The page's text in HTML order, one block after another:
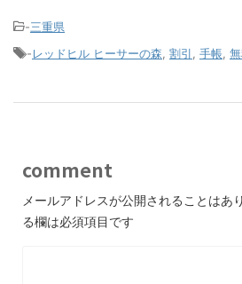
-三重県
-レッドヒル ヒーサーの森 割引 手帳
comment
メールアドレスが公開されることはあ
る欄は必須項目です